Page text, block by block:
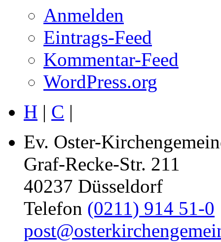
Anmelden
Eintrags-Feed
Kommentar-Feed
WordPress.org
H | C |
Ev. Oster-
Graf-Recke-Str. 211
40237 Düsseldorf
Telefon (0211) 914 51-0